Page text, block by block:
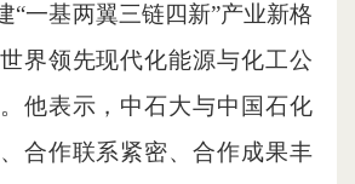
“一基两翼三链四新”产业新格
界领先现代化能源与化工公
他表示，中石大与中国石化
合作联系紧密、合作成果丰